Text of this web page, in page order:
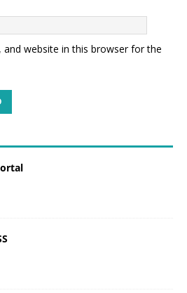
and website in this browser for the